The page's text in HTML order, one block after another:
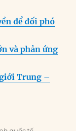
để đối phó
và phản ứng
Trung –